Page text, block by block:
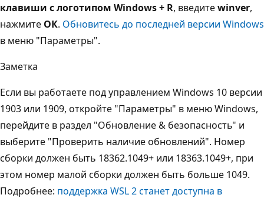
клавиши с логотипом Windows + R, введитеwinver,
нажмите ОК. Обновитесь до последней версии Windows
в меню "Параметры".
Заметка
Если вы работаете под управлением Windows 10 версии
1903 или 1909, откройте "Параметры" в меню Windows,
перейдите в раздел "Обновление & безопасность" и
выберите "Проверить наличие обновлений". Номер
сборки должен быть 18362.1049+ или 18363.1049+, при
этом номер малой сборки должен быть больше 1049.
Подробнее: поддержка WSL 2 станет доступна в